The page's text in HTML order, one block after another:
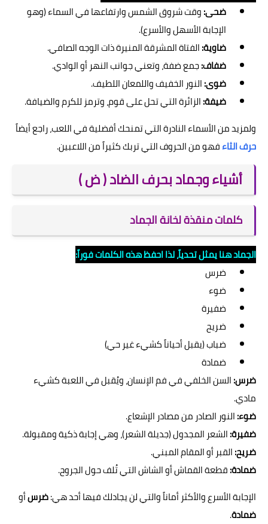
ضحى:وقت شروق الشمس وارتفاعها في السماء (وهو
الإجابة الأسهل والأسرع).
ضاوية:الفتاة المشرقة المنيرة ذات الوجه الصافي.
ضفاف:جمع ضفة، وتعني جوانب النهر أو الوادي.
ضوى:النور الخفيف واللمعان اللطيف.
ضيفة:الزائرة التي تحل على قوم، وترمز للكرم والضيافة.
ولمزيد من الأسماء النادرة التي تمنحك أفضلية في اللعب، راجع أيضاً
حرف الثاءفهو من الحروف التي تربك كثيراً من اللاعبين.
أشياء وجماد بحرف الضاد ( ض )
كلمات منقذة لخانة الجماد
الجماد هنا يمثل تحدياً، لذا احفظ هذه الكلمات فوراً:
ضرس
ضوء
ضفيرة
ضريح
ضباب (يقبل أحياناً كشيء غير حي)
ضمادة
ضرس:السن الخلفي في فم الإنسان، ويُقبل في اللعبة كشيء
مادي.
ضوء:النور الصادر من مصادر الإشعاع.
ضفيرة:الشعر المجدول (جديلة الشعر)، وهي إجابة ذكية ومقبولة.
ضريح:القبر أو المقام المبني.
ضمادة:قطعة القماش أو الشاش التي تُلف حول الجروح.
الإجابة الأسرع والأكثر أماناً والتي لن يجادلك فيها أحد هي:ضرسأو
ضمادة.